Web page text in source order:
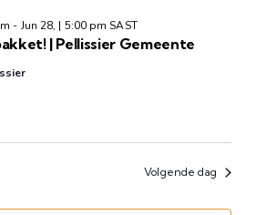
| Pellissier Gemeente
- Jun 28, | 5:00 pm SAST
Volgende dag